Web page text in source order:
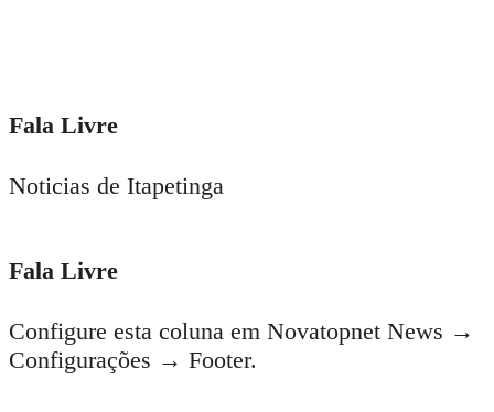
Fala Livre
Noticias de Itapetinga
Fala Livre
Configure esta coluna em Novatopnet News →
Configurações → Footer.